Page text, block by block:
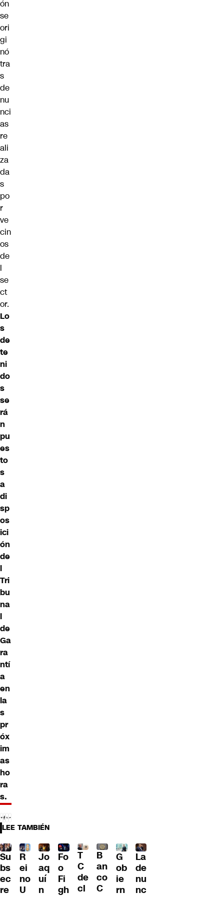
ón
se
ori
gi
nó
tra
s
de
nu
nci
as
re
ali
za
da
s
po
r
ve
cin
os
de
l
se
ct
or.
Lo
s
de
te
ni
do
s
se
rá
n
pu
es
to
s
a
di
sp
os
ici
ón
de
l
Tri
bu
na
l
de
Ga
ra
ntí
a
en
la
s
pr
óx
im
as
ho
ra
s.
LEE TAMBIÉN
Su
bs
ec
re
R
ei
no
U
Jo
aq
uí
n
Fo
o
Fi
gh
T
C
de
cl
B
an
co
C
G
ob
ie
rn
La
de
nu
nc